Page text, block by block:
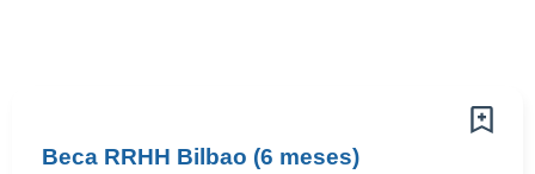
Beca RRHH Bilbao (6 meses)